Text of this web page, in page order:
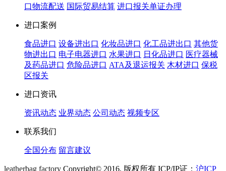
口物流配送 国际贸易结算 进口报关单证办理
进口案例
食品进口 设备进出口 化妆品进口 化工品进出口 其他货
物进出口 电子电器进口 水果进口 日化品进口 医疗器械
及药品进口 危险品进口 ATA及退运报关 木材进口 保税
区报关
进口资讯
资讯动态 业界动态 公司动态 视频专区
联系我们
全国分布 留言建议
leatherbag factory Copyright© 2016, 版权所有 ICP/IP证： 沪ICP